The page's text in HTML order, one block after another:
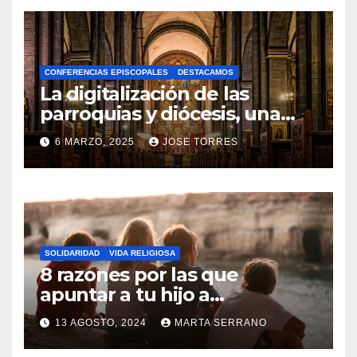
O
H
A
Y
C
O
M
N
T
A
R
I
O
S
CONFERENCIAS EPISCOPALES DESTACAMOS
La digitalización de las
parroquias y diócesis, una
realidad ya para el futuro de
la Iglesia
6 MARZO, 2025 JOSE TORRES
N
O
H
A
Y
SOLIDARIDAD VIDA RELIGIOSA
8 razones por las que
apuntar a tu hijo a
Catequesis
13 AGOSTO, 2024 MARTA SERRANO
N